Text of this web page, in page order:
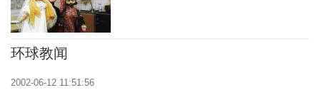
环球教闻
2002-06-12 11:51:56